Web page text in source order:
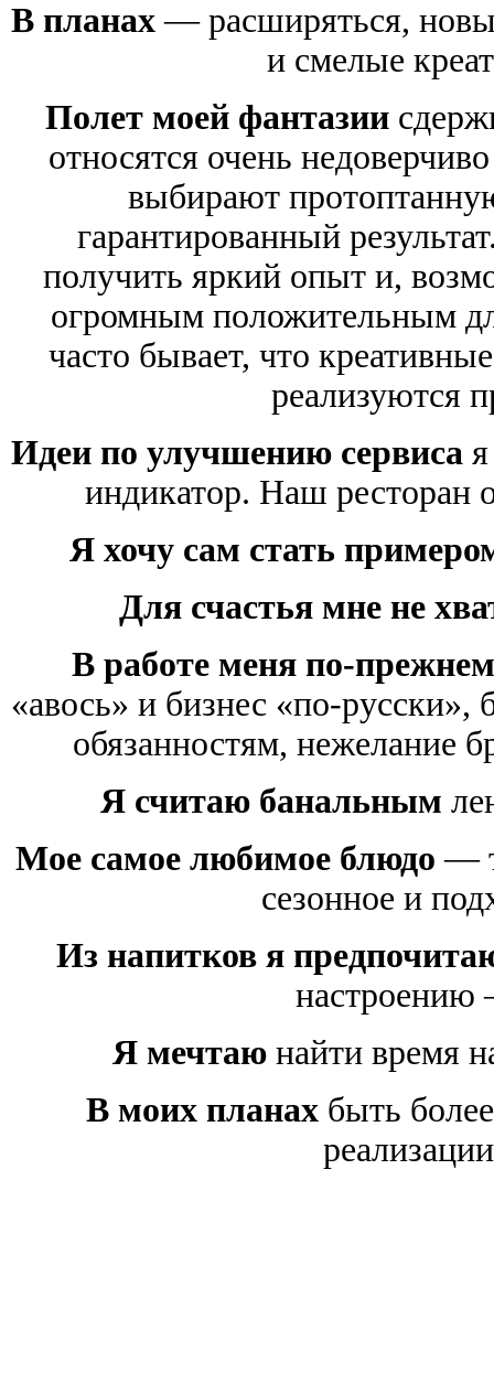
В планах— расширяться,
и смелые
Полет моей фантазии
относятся очень
выбирают
гарантированный
получить яркий опыт и,
огромным положительным
часто бывает, что
реализуются
Идеи по улучшению сервисая
индикатор. Наш ресторан
Я хочу сам стать
Для счастья мне не
В работе меня по-
«авось» и бизнес «по-русски»,
обязанностям, нежелание
Я считаю банальным
Мое самое любимое блюдо —
сезонное и
Из напитков я
настроению
Я мечтаю найти время
В моих планахбыть